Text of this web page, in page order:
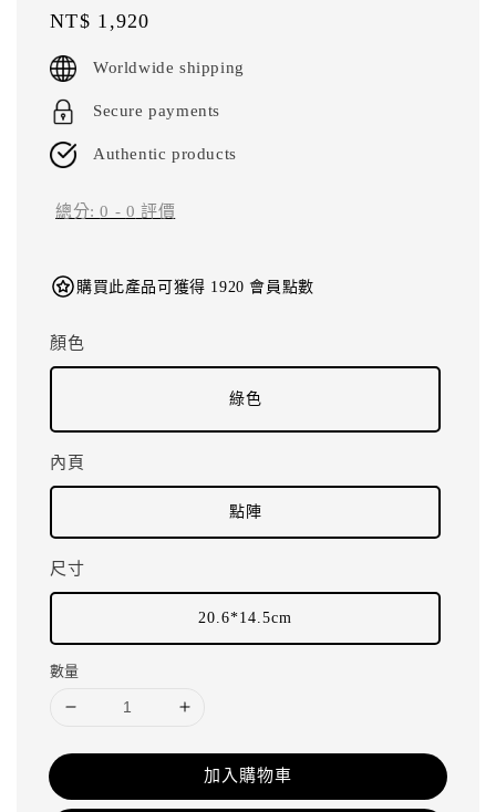
Regular
price
NT$ 1,920
Worldwide shipping
Secure payments
Authentic products
總分:0 - 0 評價
購買此產品可獲得 1920 會員點數
顏色
綠色
內頁
點陣
尺寸
20.6*14.5cm
數量
加入購物車